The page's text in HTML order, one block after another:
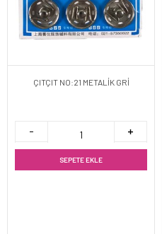
ÇITÇIT NO:21 METALİK GRİ
SEPETE EKLE